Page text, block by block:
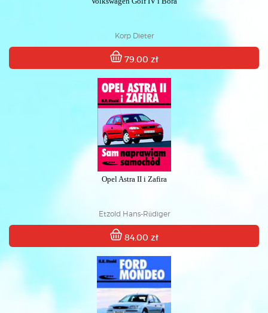
Korp Dieter
79.00 zł
Opel Astra II i Zafira
Etzold Hans-Rüdiger
84.00 zł